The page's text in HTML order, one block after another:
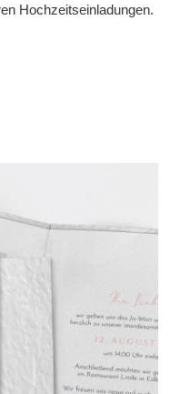
Hochzeitseinladungen.